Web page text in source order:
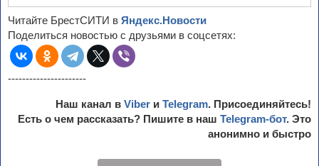
Читайте БрестСИТИ в Яндекс.Новости
Поделиться новостью с друзьями в соцсетях:
----------------------
Наш канал в Viber и Telegram. Присоединяйтесь!
Есть о чем рассказать? Пишите в наш Telegram-бот. Это
анонимно и быстро